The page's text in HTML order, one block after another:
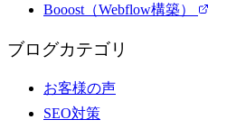
Booost（Webflow構築）
ブログカテゴリ
お客様の声
SEO対策